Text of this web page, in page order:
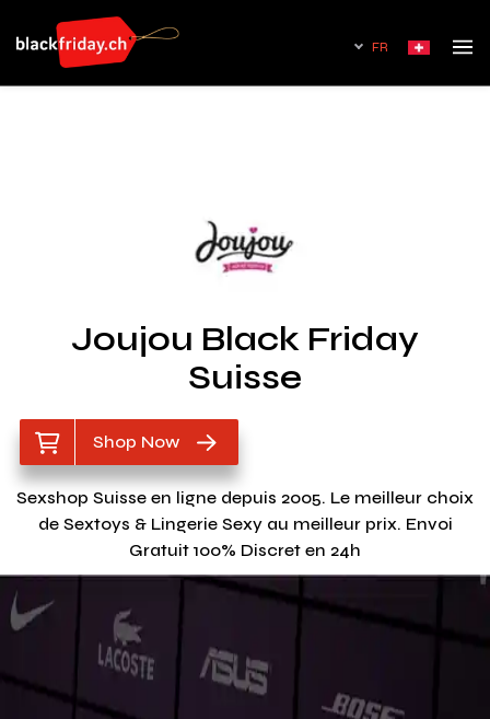
FR
Joujou Black Friday
Suisse
Shop Now
Sexshop Suisse en ligne depuis 2005. Le meilleur choix
de Sextoys & Lingerie Sexy au meilleur prix. Envoi
Gratuit 100% Discret en 24h